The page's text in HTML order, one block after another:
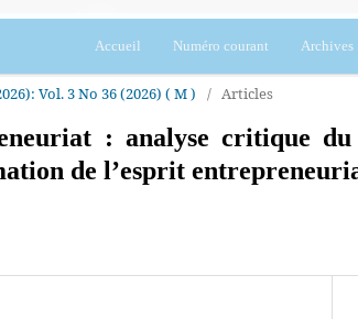
Accueil Numéro courant Archives
Vol. 3 No 36 (2026) ( M ) / Articles
: analyse critique du
de l’esprit